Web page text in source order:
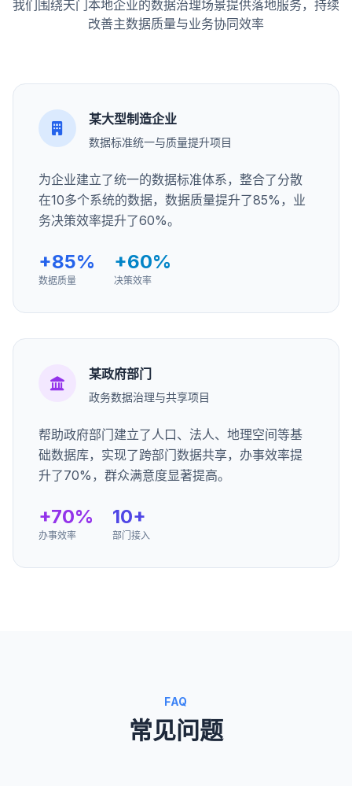
我们围绕天门本地企业的数据治理场景提供落地服务，持续
改善主数据质量与业务协同效率
某大型制造企业
数据标准统一与质量提升项目
为企业建立了统一的数据标准体系，整合了分散
在10多个系统的数据，数据质量提升了85%，业
务决策效率提升了60%。
+85%
数据质量
+60%
决策效率
某政府部门
政务数据治理与共享项目
帮助政府部门建立了人口、法人、地理空间等基
础数据库，实现了跨部门数据共享，办事效率提
升了70%，群众满意度显著提高。
+70%
办事效率
10+
部门接入
FAQ
常见问题